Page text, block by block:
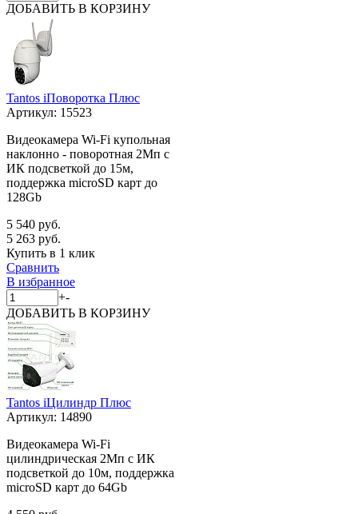
ДОБАВИТЬ В КОРЗИНУ
Tantos iПоворотка Плюс
Артикул: 15523
Видеокамера Wi-Fi купольная
наклонно - поворотная 2Мп с
ИК подсветкой до 15м,
поддержка microSD карт до
128Gb
5 540 руб.
5 263 руб.
Купить в 1 клик
Сравнить
В избранное
+-
ДОБАВИТЬ В КОРЗИНУ
Tantos iЦилиндр Плюс
Артикул: 14890
Видеокамера Wi-Fi
цилиндрическая 2Мп с ИК
подсветкой до 10м, поддержка
microSD карт до 64Gb